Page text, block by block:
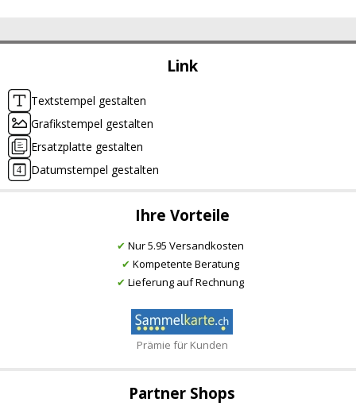
Link
Textstempel gestalten
Grafikstempel gestalten
Ersatzplatte gestalten
Datumstempel gestalten
Ihre Vorteile
✔ Nur 5.95 Versandkosten
✔ Kompetente Beratung
✔ Lieferung auf Rechnung
Prämie für Kunden
Partner Shops